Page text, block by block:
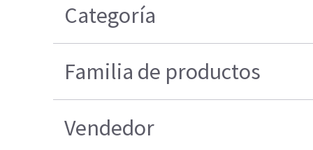
Categoría
Familia de productos
Vendedor